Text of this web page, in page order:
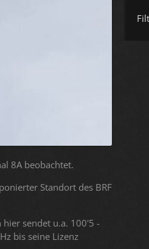
8A beobachtet.
Standort des BRF
sendet u.a. 100'5 -
bis seine Lizenz